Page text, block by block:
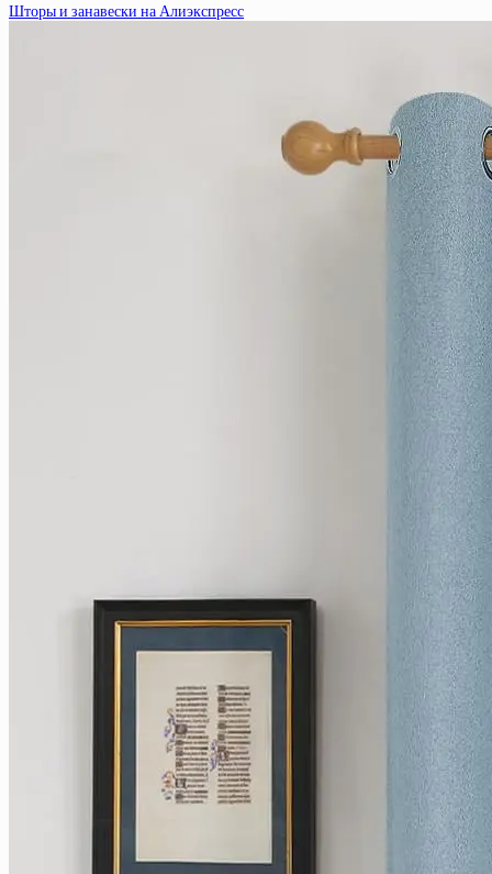
Шторы и занавески на Алиэкспресс